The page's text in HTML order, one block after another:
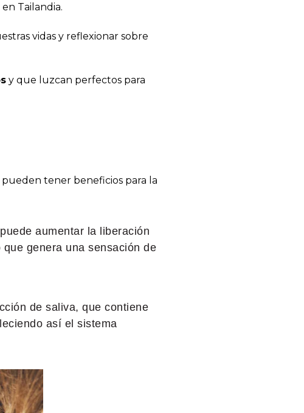
Tailandia.
vidas y reflexionar sobre
y que luzcan perfectos para
tener beneficios para la
aumentar la liberación
genera una sensación de
de saliva, que contiene
así el sistema